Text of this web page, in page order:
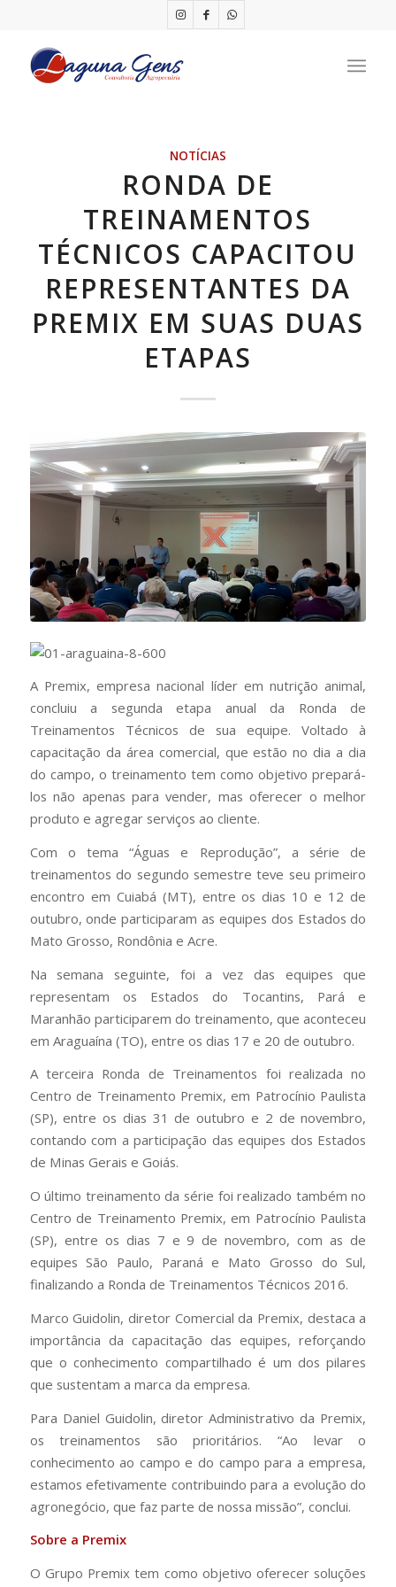
NOTÍCIAS
RONDA DE
TREINAMENTOS
TÉCNICOS CAPACITOU
REPRESENTANTES DA
PREMIX EM SUAS DUAS
ETAPAS
A Premix, empresa nacional líder em nutrição animal,
concluiu a segunda etapa anual da Ronda de
Treinamentos Técnicos de sua equipe. Voltado à
capacitação da área comercial, que estão no dia a dia
do campo, o treinamento tem como objetivo prepará-
los não apenas para vender, mas oferecer o melhor
produto e agregar serviços ao cliente.
Com o tema “Águas e Reprodução”, a série de
treinamentos do segundo semestre teve seu primeiro
encontro em Cuiabá (MT), entre os dias 10 e 12 de
outubro, onde participaram as equipes dos Estados do
Mato Grosso, Rondônia e Acre.
Na semana seguinte, foi a vez das equipes que
representam os Estados do Tocantins, Pará e
Maranhão participarem do treinamento, que aconteceu
em Araguaína (TO), entre os dias 17 e 20 de outubro.
A terceira Ronda de Treinamentos foi realizada no
Centro de Treinamento Premix, em Patrocínio Paulista
(SP), entre os dias 31 de outubro e 2 de novembro,
contando com a participação das equipes dos Estados
de Minas Gerais e Goiás.
O último treinamento da série foi realizado também no
Centro de Treinamento Premix, em Patrocínio Paulista
(SP), entre os dias 7 e 9 de novembro, com as de
equipes São Paulo, Paraná e Mato Grosso do Sul,
finalizando a Ronda de Treinamentos Técnicos 2016.
Marco Guidolin, diretor Comercial da Premix, destaca a
importância da capacitação das equipes, reforçando
que o conhecimento compartilhado é um dos pilares
que sustentam a marca da empresa.
Para Daniel Guidolin, diretor Administrativo da Premix,
os treinamentos são prioritários. “Ao levar o
conhecimento ao campo e do campo para a empresa,
estamos efetivamente contribuindo para a evolução do
agronegócio, que faz parte de nossa missão”, conclui.
Sobre a Premix
O Grupo Premix tem como objetivo oferecer soluções